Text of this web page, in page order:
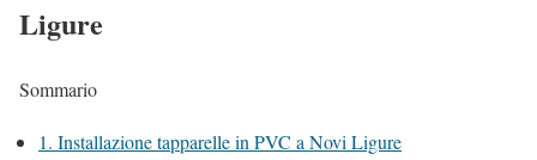
Ligure
Sommario
1. Installazione tapparelle in PVC a Novi Ligure